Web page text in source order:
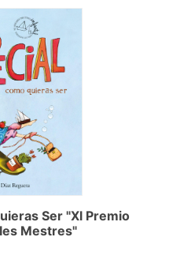
Ser "Xl Premio
Mestres"